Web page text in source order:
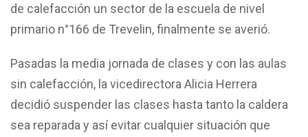
de calefacción un sector de la escuela de nivel
primario n°166 de Trevelin, finalmente se averió.
Pasadas la media jornada de clases y con las aulas
sin calefacción, la vicedirectora Alicia Herrera
decidió suspender las clases hasta tanto la caldera
sea reparada y así evitar cualquier situación que